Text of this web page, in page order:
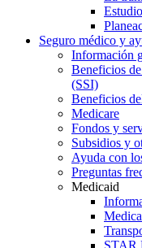
Seguro médico y
Información
Beneficios
(SSI)
Beneficios
Medicare
Fondos y
Subsidios y
Ayuda con
Preguntas
Medicaid
STAR